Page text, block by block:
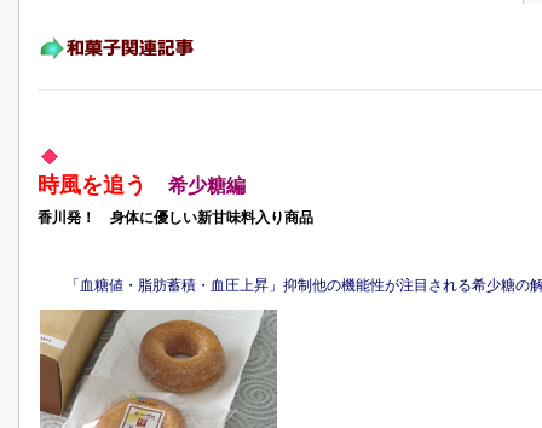
時風を追う 希少糖編
香川発！ 身体に優しい新甘味料入り商品
「血糖値・脂肪蓄積・血圧上昇」抑制他の機能性が注目される希少糖の